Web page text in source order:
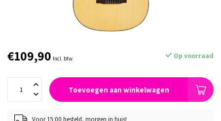
€109,90 Incl. btw Op voorraad
Toevoegen aan winkelwagen
Voor 15:00 besteld, morgen in huis!